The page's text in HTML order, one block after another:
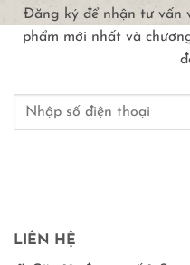
Đăng ký để nhận tư vấn
phẩm mới nhất và
LIÊN HỆ